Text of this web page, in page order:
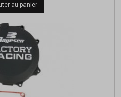
base
au panier